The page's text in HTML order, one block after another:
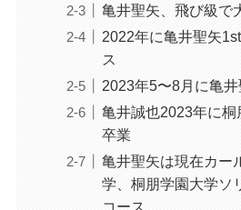
亀井聖矢、飛び級で
2022年に亀井聖矢
ス
2023年5〜8月に亀
亀井誠也2023年に
卒業
亀井聖矢は現在カー
学、桐朋学園大学ソ
コース